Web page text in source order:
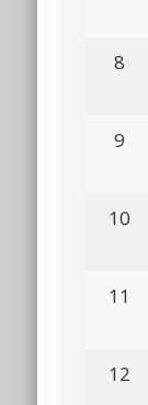
8
9
10
11
12